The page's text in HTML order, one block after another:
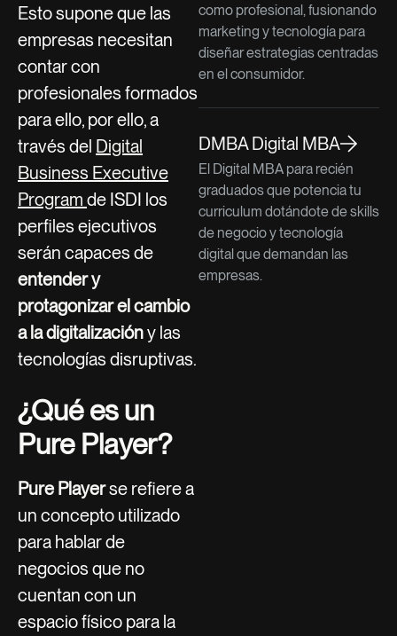
Esto supone que las
empresas necesitan
contar con
profesionales formados
para ello, por ello, a
través del Digital
Business Executive
Program de ISDI los
perfiles ejecutivos
serán capaces de
entender y
protagonizar el cambio
a la digitalizacióny las
tecnologías disruptivas.
¿Qué es un
Pure Player?
Pure Playerse refiere a
un concepto utilizado
para hablar de
negocios que no
cuentan con un
espacio físico para la
como profesional, fusionando
marketing y tecnología para
diseñar estrategias centradas
en el consumidor.
DMBA Digital MBA
El Digital MBA para recién
graduados que potencia tu
curriculum dotándote de skills
de negocio y tecnología
digital que demandan las
empresas.